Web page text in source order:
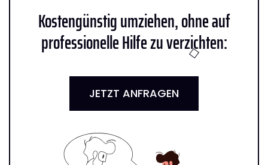
Kostengünstig umziehen, ohne auf
professionelle Hilfe zu verzichten:
JETZT ANFRAGEN